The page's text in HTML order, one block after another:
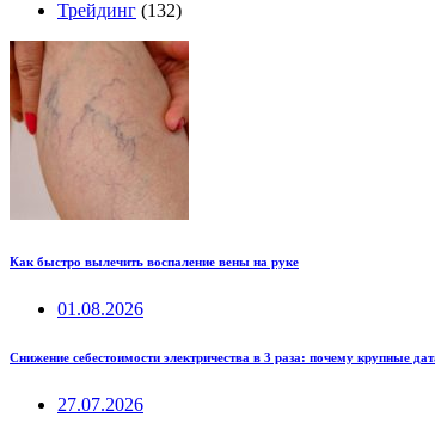
Трейдинг (132)
Как быстро вылечить воспаление вены на руке
01.08.2026
Снижение себестоимости электричества в 3 раза: почему крупные
27.07.2026